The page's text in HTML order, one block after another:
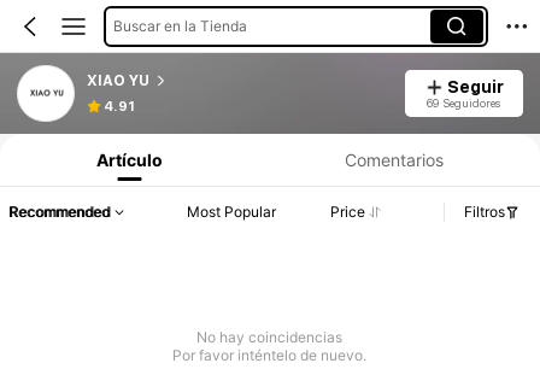
Buscar en la Tienda
XIAO YU
4.91
Seguir
69 Seguidores
Artículo Comentarios
Recommended Most Popular Price Filtros
No hay coincidencias
Por favor inténtelo de nuevo.